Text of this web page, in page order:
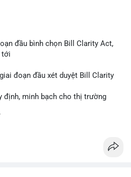
đầu bình chọn Bill Clarity Act,
tới
đoạn đầu xét duyệt Bill Clarity
định, minh bạch cho thị trường
lý, hoạt động của các đồng tiền kỹ